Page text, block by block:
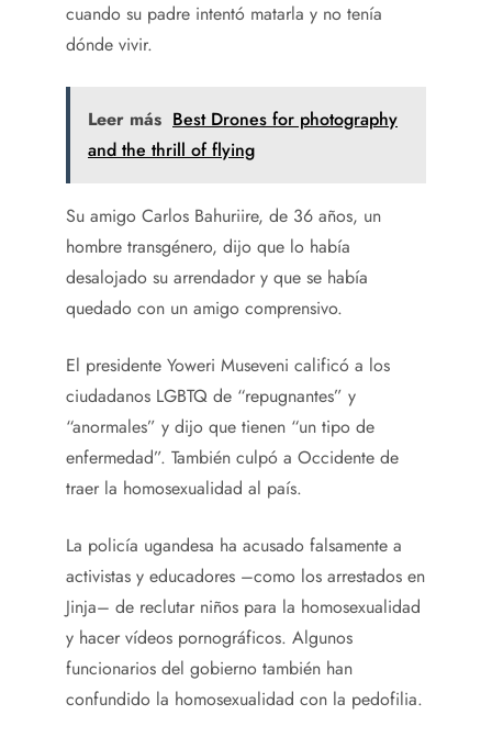
cuando su padre intentó matarla y no tenía
dónde vivir.
Leer más Best Drones for photography
and the thrill of flying
Su amigo Carlos Bahuriire, de 36 años, un
hombre transgénero, dijo que lo había
desalojado su arrendador y que se había
quedado con un amigo comprensivo.
El presidente Yoweri Museveni calificó a los
ciudadanos LGBTQ de “repugnantes” y
“anormales” y dijo que tienen “un tipo de
enfermedad”. También culpó a Occidente de
traer la homosexualidad al país.
La policía ugandesa ha acusado falsamente a
activistas y educadores –como los arrestados en
Jinja– de reclutar niños para la homosexualidad
y hacer vídeos pornográficos. Algunos
funcionarios del gobierno también han
confundido la homosexualidad con la pedofilia.